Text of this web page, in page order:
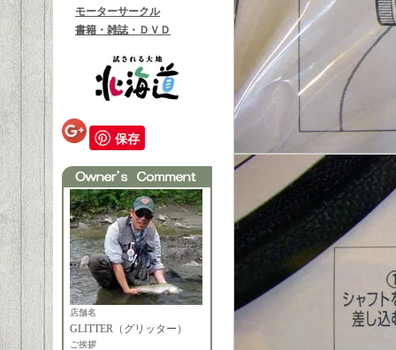
モーターサークル
書籍・雑誌・ＤＶＤ
保存
店舗名
GLITTER（グリッター）
ご挨拶